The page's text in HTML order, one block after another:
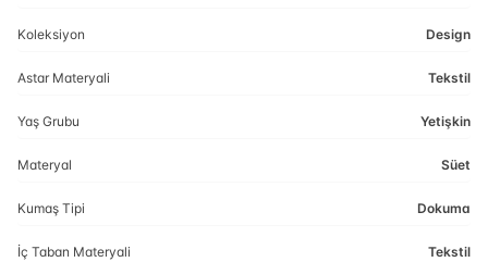
Koleksiyon Design
Astar Materyali Tekstil
Yaş Grubu Yetişkin
Materyal Süet
Kumaş Tipi Dokuma
İç Taban Materyali Tekstil